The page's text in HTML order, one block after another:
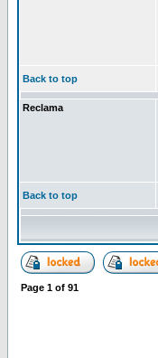
Back to top
Reclama
Back to top
Page 1 of 91